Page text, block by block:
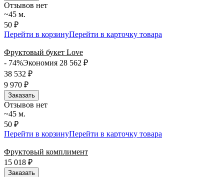
Отзывов нет
~45 м.
50 ₽
Перейти в корзинуПерейти в карточку товара
Фруктовый букет Love
- 74%Экономия 28 562 ₽
38 532 ₽
9 970 ₽
Заказать
Отзывов нет
~45 м.
50 ₽
Перейти в корзинуПерейти в карточку товара
Фруктовый комплимент
15 018 ₽
Заказать